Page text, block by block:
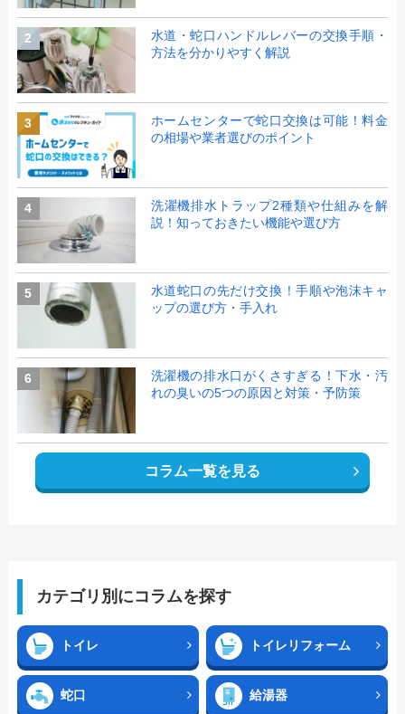
2
水道・蛇口ハンドルレバーの交換手順・
方法を分かりやすく解説
3
ホームセンターで蛇口交換は可能！料金
の相場や業者選びのポイント
4
洗濯機排水トラップ2種類や仕組みを解
説！知っておきたい機能や選び方
5
水道蛇口の先だけ交換！手順や泡沫キャ
ップの選び方・手入れ
6
洗濯機の排水口がくさすぎる！下水・汚
れの臭いの5つの原因と対策・予防策
コラム一覧を見る
カテゴリ別にコラムを探す
トイレ トイレリフォーム
蛇口 給湯器